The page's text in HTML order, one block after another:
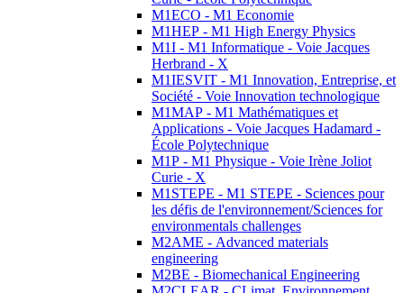
M1ECO - M1 Economie
M1HEP - M1 High Energy Physics
M1I - M1 Informatique - Voie Jacques
Herbrand - X
M1IESVIT - M1 Innovation, Entreprise, et
Société - Voie Innovation technologique
M1MAP - M1 Mathématiques et
Applications - Voie Jacques Hadamard -
École Polytechnique
M1P - M1 Physique - Voie Irène Joliot
Curie - X
M1STEPE - M1 STEPE - Sciences pour
les défis de l'environnement/Sciences for
environmentals challenges
M2AME - Advanced materials
engineering
M2BE - Biomechanical Engineering